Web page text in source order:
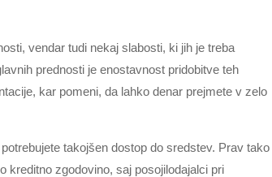
vendar tudi nekaj slabosti, ki jih je treba
prednosti je enostavnost pridobitve teh
kar pomeni, da lahko denar prejmete v zelo
takojšen dostop do sredstev. Prav tako
kreditno zgodovino, saj posojilodajalci pri